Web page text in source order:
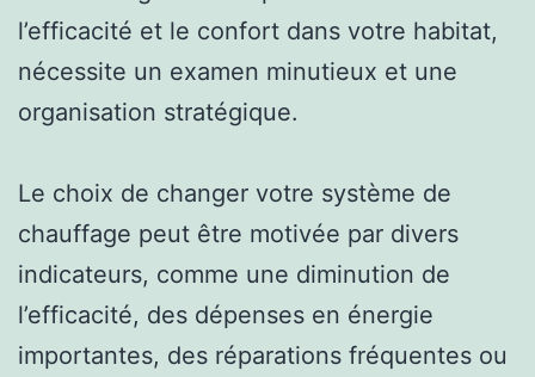
l’efficacité et le confort dans votre habitat,
nécessite un examen minutieux et une
organisation stratégique.
Le choix de changer votre système de
chauffage peut être motivée par divers
indicateurs, comme une diminution de
l’efficacité, des dépenses en énergie
importantes, des réparations fréquentes ou